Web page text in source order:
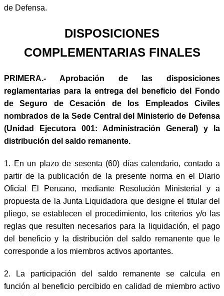
de Defensa.
DISPOSICIONES
COMPLEMENTARIAS FINALES
PRIMERA.- Aprobación de las disposiciones
reglamentarias para la entrega del beneficio del Fondo
de Seguro de Cesación de los Empleados Civiles
nombrados de la Sede Central del Ministerio de Defensa
(Unidad Ejecutora 001: Administración General) y la
distribución del saldo remanente.
1. En un plazo de sesenta (60) días calendario, contado a
partir de la publicación de la presente norma en el Diario
Oficial El Peruano, mediante Resolución Ministerial y a
propuesta de la Junta Liquidadora que designe el titular del
pliego, se establecen el procedimiento, los criterios y/o las
reglas que resulten necesarios para la liquidación, el pago
del beneficio y la distribución del saldo remanente que le
corresponde a los miembros activos aportantes.
2. La participación del saldo remanente se calcula en
función al beneficio percibido en calidad de miembro activo